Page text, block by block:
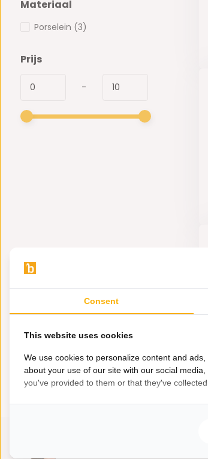
Materiaal
Porselein (3)
Prijs
-
Consent
This website uses cookies
We use cookies to personalize content and
about your use of our site with our social
you've provided to them or that they've